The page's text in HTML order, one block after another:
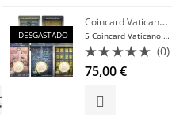
,Últimas 20 Novidades
DESGASTADO
Coincard Vaticano Euro
5 Coincard Vaticano 2025 Portas Sagradas de Roma 1 Euro Fdc
Avaliação
0
de
(0)
75,00€